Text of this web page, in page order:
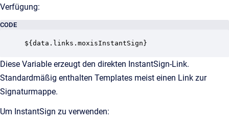
Verfügung:
CODE
${data.links.moxisInstantSign}
Diese Variable erzeugt den direkten InstantSign-Link.
Standardmäßig enthalten Templates meist einen Link zur
Signaturmappe.
Um InstantSign zu verwenden: